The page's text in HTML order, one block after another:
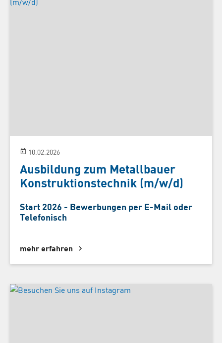
10.02.2026
Ausbildung zum Metallbauer
Konstruktionstechnik (m/w/d)
Start 2026 - Bewerbungen per E-Mail oder
Telefonisch
mehr erfahren